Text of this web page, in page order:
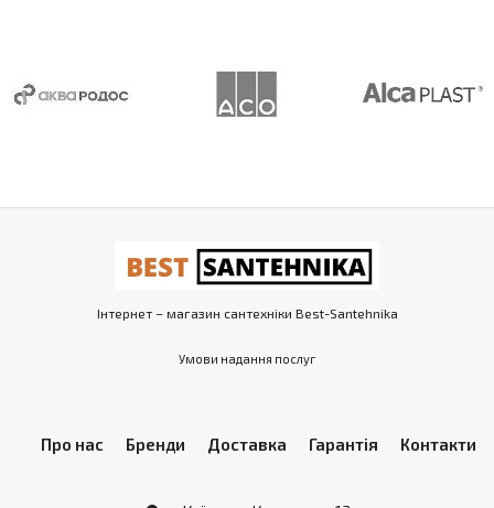
Інтернет – магазин сантехніки Best-Santehnika
Умови надання послуг
Про нас Бренди Доставка Гарантія Контакти